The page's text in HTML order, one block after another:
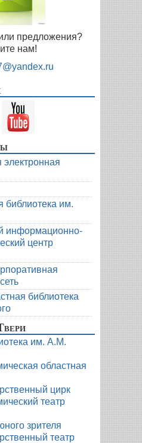
предложения?
нам!
библиотека им.
информационно-
центр
библиотека
им. А.М.
областная
цирк
театр
зрителя
театр